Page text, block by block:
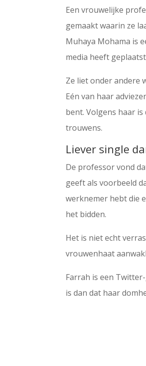
Een vrouwelijke
gemaakt waarin ze
Muhaya Mohama is
media heeft
Ze liet onder andere
Eén van haar
bent. Volgens haar
trouwens.
Liever single
De professor vond
geeft als voorbeeld
werknemer hebt die
het bidden.
Het is niet echt
vrouwenhaat
Farrah is een
is dan dat haar